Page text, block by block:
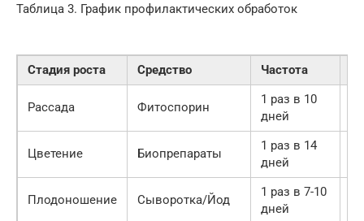
Таблица 3. График профилактических обработок
Стадия роста Средство Частота
Рассада Фитоспорин
1 раз в 10
дней
Цветение Биопрепараты
1 раз в 14
дней
Плодоношение Сыворотка/Йод
1 раз в 7-10
дней